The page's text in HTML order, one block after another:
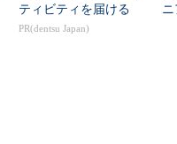
ティビティを届ける
PR(dentsu Japan)